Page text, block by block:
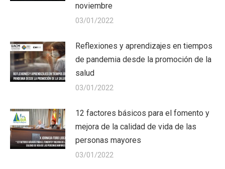
noviembre
03/01/2022
Reflexiones y aprendizajes en tiempos
de pandemia desde la promoción de la
salud
03/01/2022
12 factores básicos para el fomento y
mejora de la calidad de vida de las
personas mayores
03/01/2022